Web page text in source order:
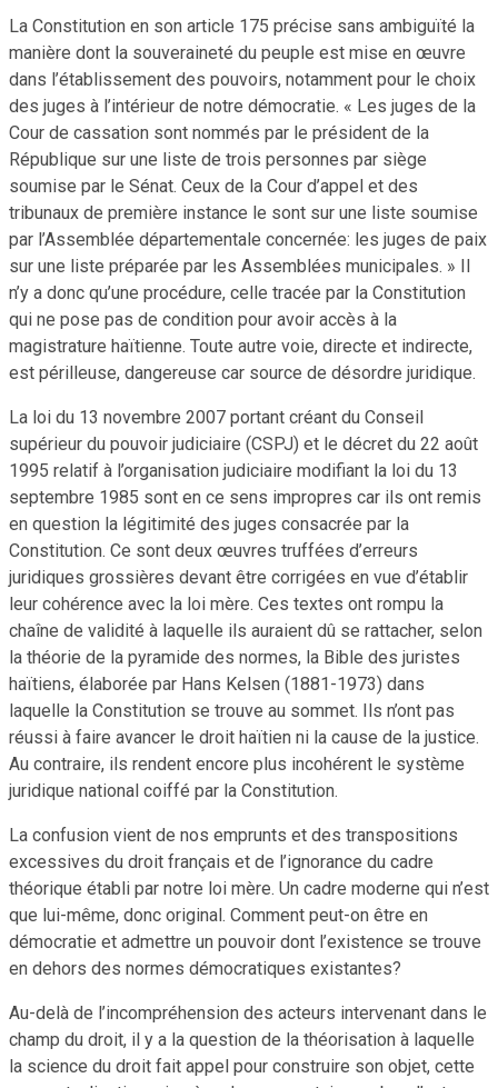
La Constitution en son article 175 précise sans ambiguïté la
manière dont la souveraineté du peuple est mise en œuvre
dans l’établissement des pouvoirs, notamment pour le choix
des juges à l’intérieur de notre démocratie. « Les juges de la
Cour de cassation sont nommés par le président de la
République sur une liste de trois personnes par siège
soumise par le Sénat. Ceux de la Cour d’appel et des
tribunaux de première instance le sont sur une liste soumise
par l’Assemblée départementale concernée: les juges de paix
sur une liste préparée par les Assemblées municipales. » Il
n’y a donc qu’une procédure, celle tracée par la Constitution
qui ne pose pas de condition pour avoir accès à la
magistrature haïtienne. Toute autre voie, directe et indirecte,
est périlleuse, dangereuse car source de désordre juridique.
La loi du 13 novembre 2007 portant créant du Conseil
supérieur du pouvoir judiciaire (CSPJ) et le décret du 22 août
1995 relatif à l’organisation judiciaire modifiant la loi du 13
septembre 1985 sont en ce sens impropres car ils ont remis
en question la légitimité des juges consacrée par la
Constitution. Ce sont deux œuvres truffées d’erreurs
juridiques grossières devant être corrigées en vue d’établir
leur cohérence avec la loi mère. Ces textes ont rompu la
chaîne de validité à laquelle ils auraient dû se rattacher, selon
la théorie de la pyramide des normes, la Bible des juristes
haïtiens, élaborée par Hans Kelsen (1881-1973) dans
laquelle la Constitution se trouve au sommet. Ils n’ont pas
réussi à faire avancer le droit haïtien ni la cause de la justice.
Au contraire, ils rendent encore plus incohérent le système
juridique national coiffé par la Constitution.
La confusion vient de nos emprunts et des transpositions
excessives du droit français et de l’ignorance du cadre
théorique établi par notre loi mère. Un cadre moderne qui n’est
que lui-même, donc original. Comment peut-on être en
démocratie et admettre un pouvoir dont l’existence se trouve
en dehors des normes démocratiques existantes?
Au-delà de l’incompréhension des acteurs intervenant dans le
champ du droit, il y a la question de la théorisation à laquelle
la science du droit fait appel pour construire son objet, cette